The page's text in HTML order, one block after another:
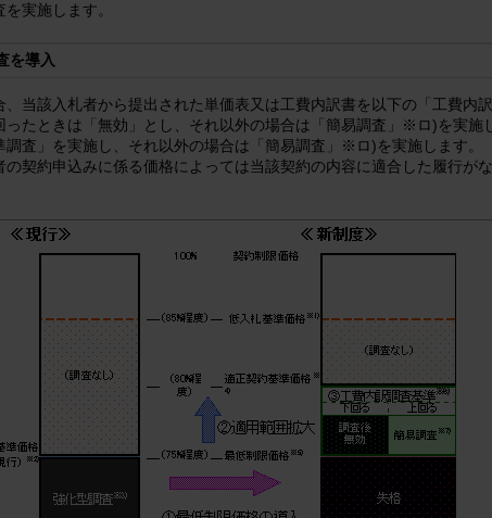
実施します。
を導入
、当該入札者から提出された単価表又は工費内訳書を以下の「工費内
たときは「無効」とし、それ以外の場合は「簡易調査」
※ロ)を実施
査」を実施し、それ以外の場合は「簡易調査」
※ロ)を実施します。
契約申込みに係る価格によっては当該契約の内容に適合した履行が